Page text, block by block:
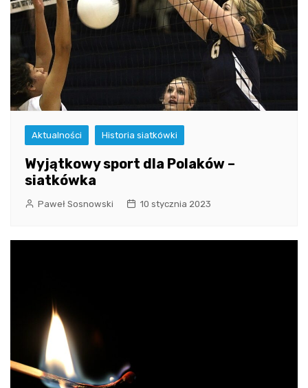
Aktualności Historia siatkówki
Wyjątkowy sport dla Polaków –
siatkówka
Paweł Sosnowski 10 stycznia 2023